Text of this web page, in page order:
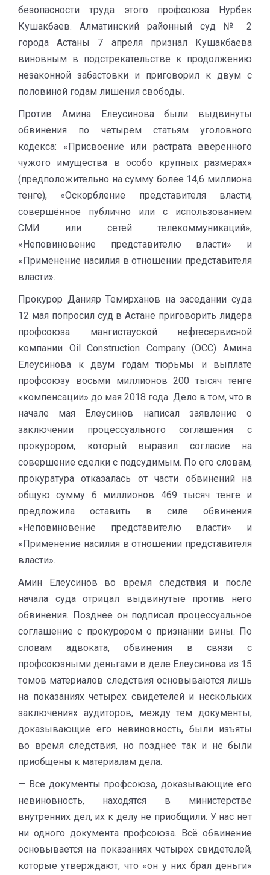
безопасности труда этого профсоюза Нурбек
Кушакбаев. Алматинский районный суд № 2
города Астаны 7 апреля признал Кушакбаева
виновным в подстрекательстве к продолжению
незаконной забастовки и приговорил к двум с
половиной годам лишения свободы.
Против Амина Елеусинова были выдвинуты
обвинения по четырем статьям уголовного
кодекса: «Присвоение или растрата вверенного
чужого имущества в особо крупных размерах»
(предположительно на сумму более 14,6 миллиона
тенге), «Оскорбление представителя власти,
совершённое публично или с использованием
СМИ или сетей телекоммуникаций»,
«Неповиновение представителю власти» и
«Применение насилия в отношении представителя
власти».
Прокурор Данияр Темирханов на заседании суда
12 мая попросил суд в Астане приговорить лидера
профсоюза мангистауской нефтесервисной
компании Oil Construction Company (OCC) Амина
Елеусинова к двум годам тюрьмы и выплате
профсоюзу восьми миллионов 200 тысяч тенге
«компенсации» до мая 2018 года. Дело в том, что в
начале мая Елеусинов написал заявление о
заключении процессуального соглашения с
прокурором, который выразил согласие на
совершение сделки с подсудимым. По его словам,
прокуратура отказалась от части обвинений на
общую сумму 6 миллионов 469 тысяч тенге и
предложила оставить в силе обвинения
«Неповиновение представителю власти» и
«Применение насилия в отношении представителя
власти».
Амин Елеусинов во время следствия и после
начала суда отрицал выдвинутые против него
обвинения. Позднее он подписал процессуальное
соглашение с прокурором о признании вины. По
словам адвоката, обвинения в связи с
профсоюзными деньгами в деле Елеусинова из 15
томов материалов следствия основываются лишь
на показаниях четырех свидетелей и нескольких
заключениях аудиторов, между тем документы,
доказывающие его невиновность, были изъяты
во время следствия, но позднее так и не были
приобщены к материалам дела.
— Все документы профсоюза, доказывающие его
невиновность, находятся в министерстве
внутренних дел, их к делу не приобщили. У нас нет
ни одного документа профсоюза. Всё обвинение
основывается на показаниях четырех свидетелей,
которые утверждают, что «он у них брал деньги»